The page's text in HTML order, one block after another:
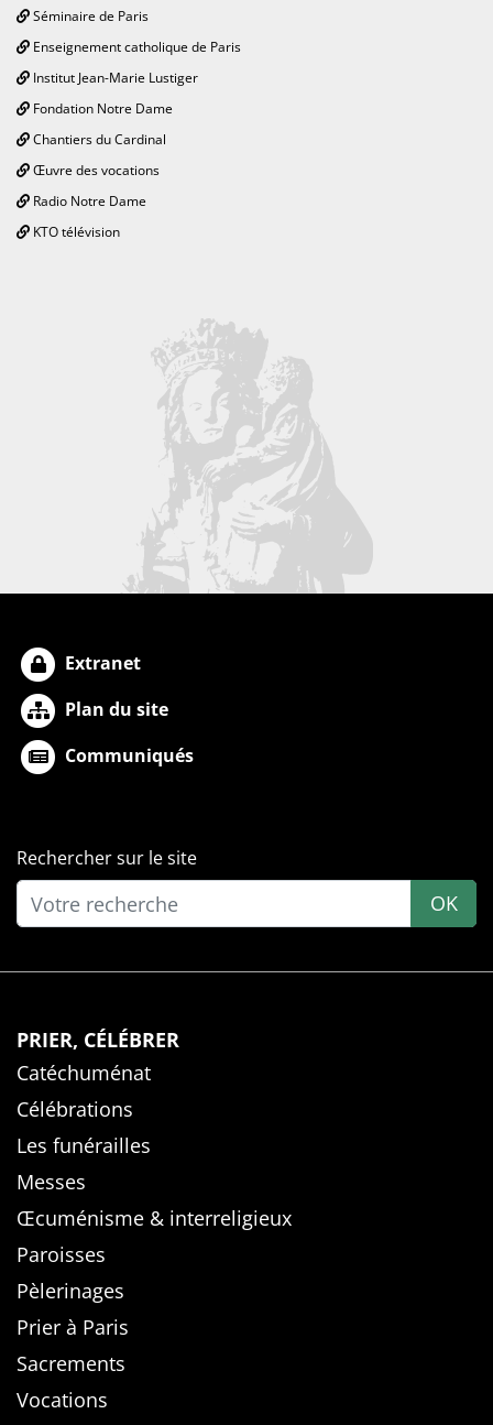
Séminaire de Paris
Enseignement catholique de Paris
Institut Jean-Marie Lustiger
Fondation Notre Dame
Chantiers du Cardinal
Œuvre des vocations
Radio Notre Dame
KTO télévision
Extranet
Plan du site
Communiqués
Rechercher sur le site
OK
PRIER, CÉLÉBRER
Catéchuménat
Célébrations
Les funérailles
Messes
Œcuménisme & interreligieux
Paroisses
Pèlerinages
Prier à Paris
Sacrements
Vocations